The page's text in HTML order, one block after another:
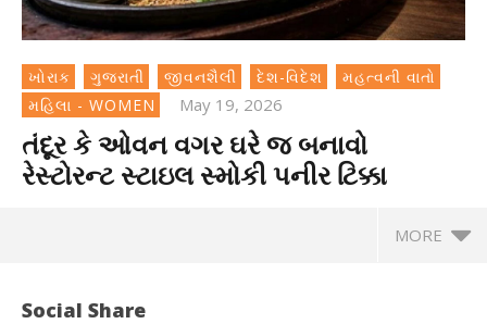
ખોરાક ગુજરાતી જીવનશૈલી દેશ-વિદેશ
મહત્વની વાતો
મહિલા - WOMEN
May 19, 2026
તંદૂર કે ઓવન વગર ઘરે જ બનાવો
રેસ્ટોરન્ટ સ્ટાઇલ સ્મોકી પનીર ટિક્કા
MORE
Social Share